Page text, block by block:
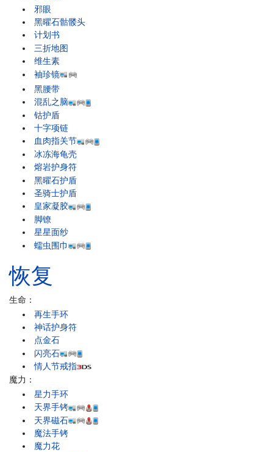
邪眼
黑曜石骷髅头
计划书
三折地图
维生素
袖珍镜
黑腰带
混乱之脑
钴护盾
十字项链
血肉指关节
冰冻海龟壳
熔岩护身符
黑曜石护盾
圣骑士护盾
皇家凝胶
脚镣
星星面纱
蠕虫围巾
恢复
生命：
再生手环
神话护身符
点金石
闪亮石
情人节戒指
魔力：
星力手环
天界手铐
天界磁石
魔法手铐
魔力花